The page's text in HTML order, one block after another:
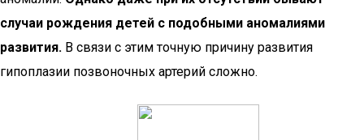
случаи рождения детей с подобными аномалиями
развития. В связи с этим точную причину развития
гипоплазии позвоночных артерий сложно.